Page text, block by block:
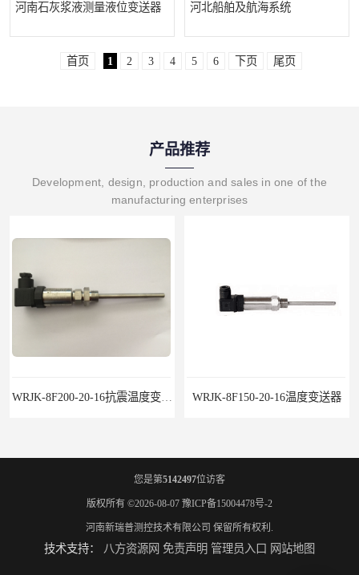
河南石灰浆液测量液位变送器 河北船舶及航海系统
首页 1 2 3 4 5 6 下页 尾页
产品推荐
Development, design, production and sales in one of the
manufacturing enterprises
WRJK-8F200-20-16抗震温度变送器 WRJK-8F150-20-16温度变送器
您是第5142497位访客
版权所有 ©2026-08-07 豫ICP备15004478号-2
河南新瑞普测控技术有限公司 保留所有权利.
技术支持： 八方资源网 免责声明 管理员入口 网站地图